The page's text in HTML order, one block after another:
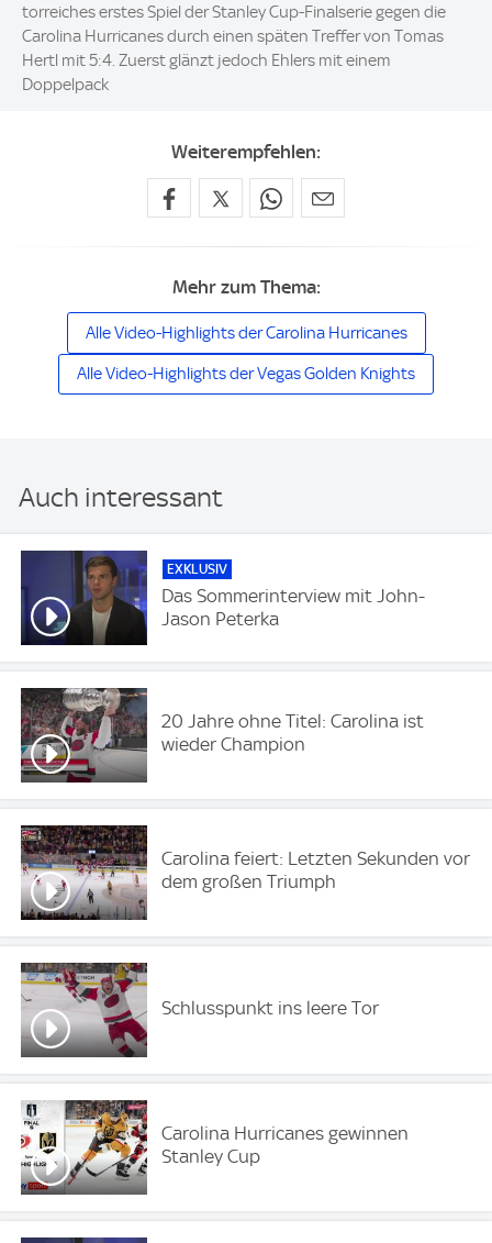
torreiches erstes Spiel der Stanley Cup-Finalserie gegen die
Carolina Hurricanes durch einen späten Treffer von Tomas
Hertl mit 5:4. Zuerst glänzt jedoch Ehlers mit einem
Doppelpack
Weiterempfehlen:
Mehr zum Thema:
Alle Video-Highlights der Carolina Hurricanes
Alle Video-Highlights der Vegas Golden Knights
Auch interessant
EXKLUSIV
Das Sommerinterview mit John-
Jason Peterka
20 Jahre ohne Titel: Carolina ist
wieder Champion
Carolina feiert: Letzten Sekunden vor
dem großen Triumph
Schlusspunkt ins leere Tor
Carolina Hurricanes gewinnen
Stanley Cup